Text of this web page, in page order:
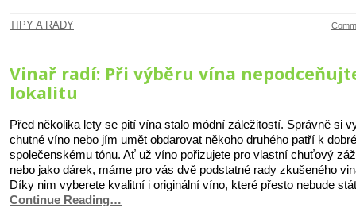
TIPY A RADY
Vinař radí: Při výběru vína
lokalitu
Před několika lety se pití vína stalo módní záležitostí. Správně si
chutné víno nebo jím umět obdarovat někoho druhého patří k
společenskému tónu. Ať už víno pořizujete pro vlastní chuťový
nebo jako dárek, máme pro vás dvě podstatné rady zkušeného
Díky nim vyberete kvalitní i originální víno, které přesto nebude stát
Continue Reading…